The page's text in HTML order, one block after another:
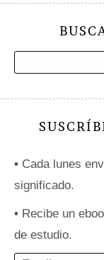
• Cada lunes
significado.
• Recibe un
de estudio.